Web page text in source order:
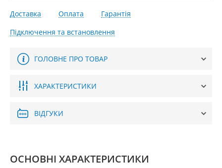
Доставка Оплата
Гарантія
Підключення та встановлення
ГОЛОВНЕ ПРО ТОВАР
ХАРАКТЕРИСТИКИ
ВІДГУКИ
ОСНОВНІ ХАРАКТЕРИСТИКИ